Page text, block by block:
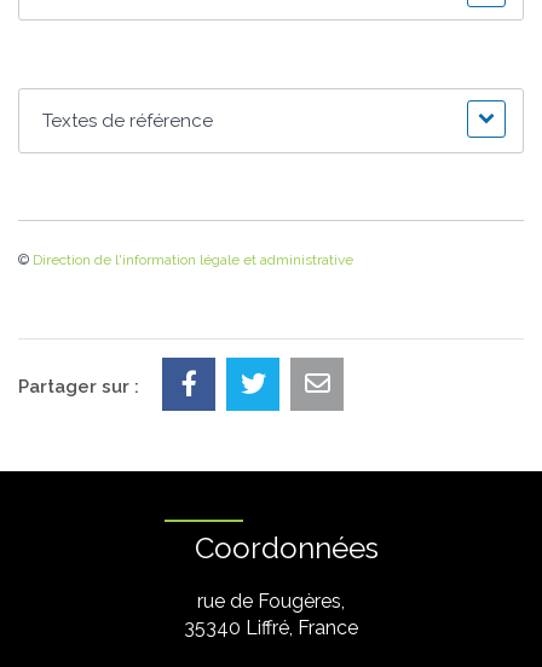
Textes de référence
© Direction de l'information légale et administrative
Partager sur :
Coordonnées
rue de Fougères,
35340 Liffré, France